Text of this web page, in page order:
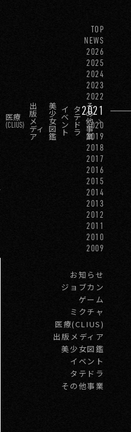
TOP
NEWS
2026
2025
2024
2023
2022
2021
2020
2019
2018
2017
2016
2015
2014
2013
2012
2011
2010
2009
お知らせ
ジョブカン
ゲーム
ミクチャ
医療(CLIUS)
出版メディア
美少女図鑑
イベント
タテドラ
その他事業
医療
(CLIUS)
出
版
メ
ディ
ア
美
少
女
図
鑑
イ
ベ
ン
ト
タ
テ
ド
ラ
そ
の
他
事
業